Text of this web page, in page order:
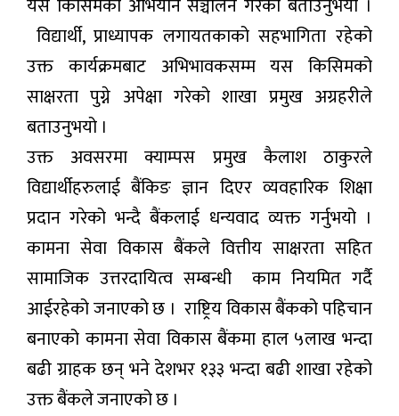
यस किसिमको अभियान सञ्चालन गरेको बताउनुभयो ।
विद्यार्थी, प्राध्यापक लगायतकाको सहभागिता रहेको
उक्त कार्यक्रमबाट अभिभावकसम्म यस किसिमको
साक्षरता पुग्ने अपेक्षा गरेको शाखा प्रमुख अग्रहरीले
बताउनुभयो ।
उक्त अवसरमा क्याम्पस प्रमुख कैलाश ठाकुरले
विद्यार्थीहरुलाई बैंकिङ ज्ञान दिएर व्यवहारिक शिक्षा
प्रदान गरेको भन्दै बैंकलाई धन्यवाद व्यक्त गर्नुभयो ।
कामना सेवा विकास बैंकले वित्तीय साक्षरता सहित
सामाजिक उत्तरदायित्व सम्बन्धी काम नियमित गर्दै
आईरहेको जनाएको छ । राष्ट्रिय विकास बैंकको पहिचान
बनाएको कामना सेवा विकास बैंकमा हाल ५लाख भन्दा
बढी ग्राहक छन् भने देशभर १३३ भन्दा बढी शाखा रहेको
उक्त बैंकले जनाएको छ ।